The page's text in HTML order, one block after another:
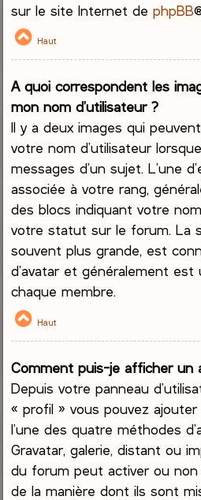
sur le site Internet dephpBB
Haut
A quoi correspondent les
mon nom d’utilisateur ?
Il y a deux images qui
votre nom d’utilisateur
messages d’un sujet. L’une
associée à votre rang,
des blocs indiquant votre
votre statut sur le forum. La
souvent plus grande, est
d’avatar et généralement
chaque membre.
Haut
Comment puis-je afficher un
Depuis votre panneau
« profil » vous pouvez
l’une des quatre méthodes
Gravatar, galerie, distant ou
du forum peut activer ou
de la manière dont ils sont